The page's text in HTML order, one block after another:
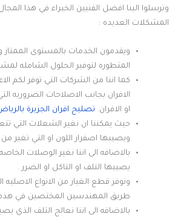
وترسلوا الينا افضل الفنيين الخبراء في هذا
المشكلات العديده :
ويقدمون الخدمات بالمستوى الممتاز
المتطوره لتوفير الحلول الشامله
كما اننا من الشركات التي توفر لكم
الافران بجانب الاصلاحات الضروريه
او الافران. تصليح افران الجزيرة
حيث يمكننا ان نغير الشعلات التي
ويصيبها اصفرار اللون او التي تغير من
بالاضافه الى اننا نغير الوصلات
يصيبها التلف او التاكل او الضرر .
ونوفر قطع الغيار من الانواع
طريق المهندسين المختصين في هذه
بالاضافه الى اننا نعالج التلف الذي